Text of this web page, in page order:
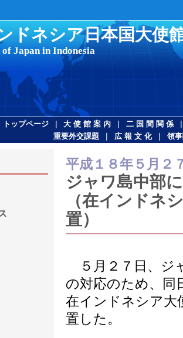
ドネシア日本国大使
of Japan in Indonesia
トップページ | 大 使 館 案 内 | 二 国 間 関 係
重要外交課題 | 広 報 文 化 | 領
平成１８年５月２
ジャワ島中部
（在インドネ
置）
５月２７日、ジ
の対応のため、同
在インドネシア大
置した。